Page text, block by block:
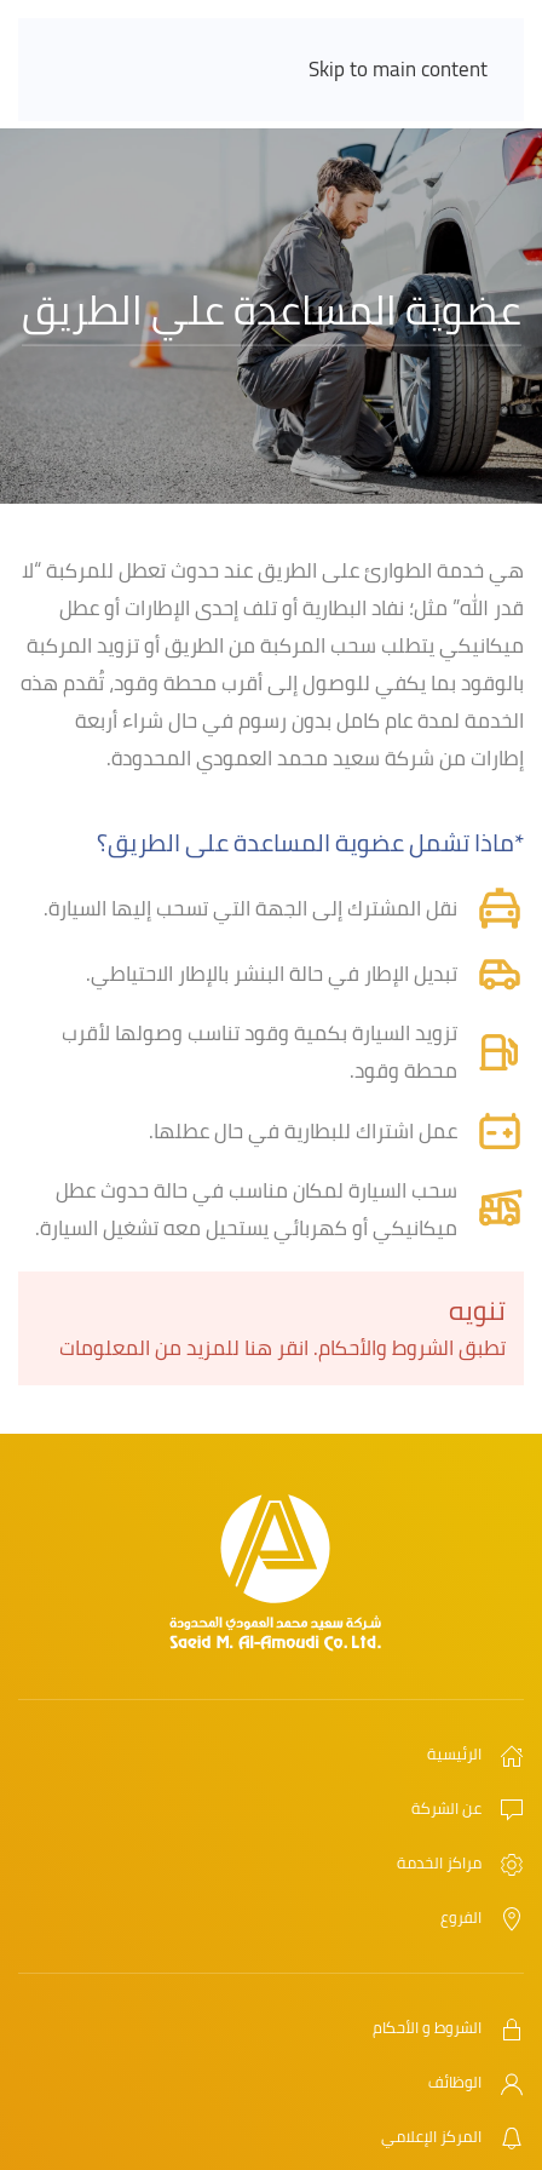
Skip to main content
عضوية المساعدة علي الطريق
هي خدمة الطوارئ على الطريق عند حدوث تعطل للمركبة “لا
قدر الله” مثل؛ نفاد البطارية أو تلف إحدى الإطارات أو عطل
ميكانيكي يتطلب سحب المركبة من الطريق أو تزويد المركبة
بالوقود بما يكفي للوصول إلى أقرب محطة وقود، تُقدم هذه
الخدمة لمدة عام كامل بدون رسوم في حال شراء أربعة
إطارات من شركة سعيد محمد العمودي المحدودة.
*ماذا تشمل عضوية المساعدة على الطريق؟
نقل المشترك إلى الجهة التي تسحب إليها السيارة.
تبديل الإطار في حالة البنشر بالإطار الاحتياطي.
تزويد السيارة بكمية وقود تناسب وصولها لأقرب
محطة وقود.
عمل اشتراك للبطارية في حال عطلها.
سحب السيارة لمكان مناسب في حالة حدوث عطل
ميكانيكي أو كهربائي يستحيل معه تشغيل السيارة.
تنويه
تطبق الشروط والأحكام. انقر هنا للمزيد من المعلومات
الرئيسية
عن الشركة
مراكز الخدمة
الفروع
الشروط و الأحكام
الوظائف
المركز الإعلامي